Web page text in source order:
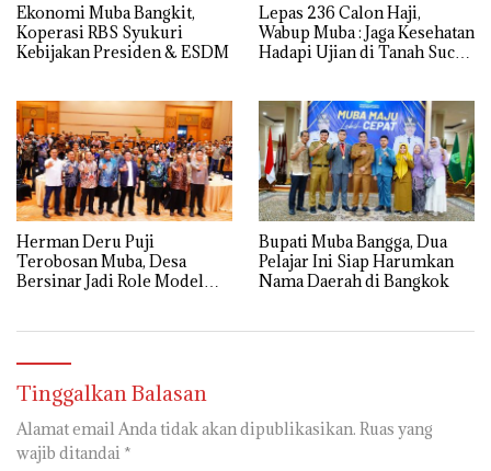
Ekonomi Muba Bangkit,
Koperasi RBS Syukuri
Kebijakan Presiden & ESDM
Lepas 236 Calon Haji,
Wabup Muba : Jaga Kesehatan
Hadapi Ujian di Tanah Suci
Herman Deru Puji
Terobosan Muba, Desa
Bersinar Jadi Role Model
Bupati Muba Bangga, Dua
Pelajar Ini Siap Harumkan
Nama Daerah di Bangkok
Tinggalkan Balasan
Alamat email Anda tidak akan dipublikasikan. Ruas yang
wajib ditandai *